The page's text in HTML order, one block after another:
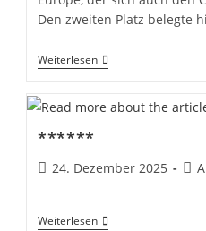
Den zweiten Platz belegte
Weiterlesen
2026
Rückblick
Und
******
Beitrag
24. Dezember 2025
Weiterlesen******